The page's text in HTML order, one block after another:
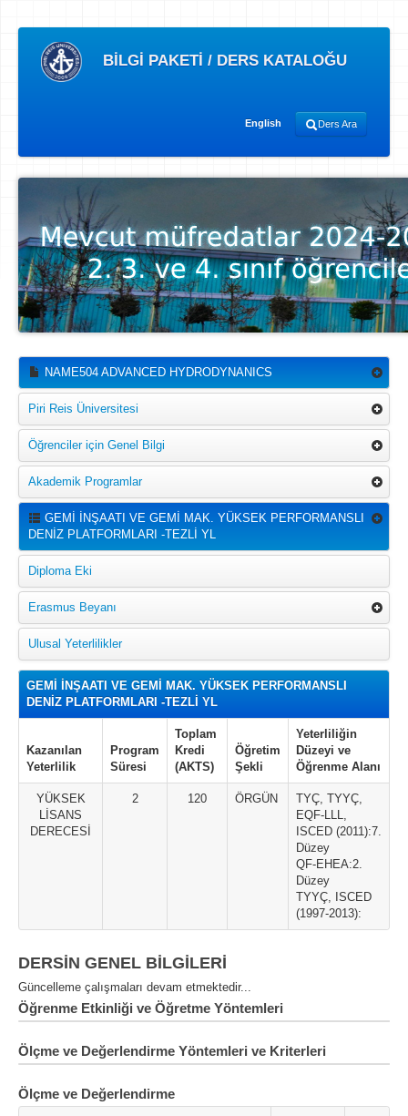
BİLGİ PAKETİ / DERS KATALOĞU
English Ders Ara
NAME504 ADVANCED HYDRODYNANICS
Piri Reis Üniversitesi
Öğrenciler için Genel Bilgi
Akademik Programlar
GEMİ İNŞAATI VE GEMİ MAK. YÜKSEK PERFORMANSLI
DENİZ PLATFORMLARI -TEZLİ YL
Diploma Eki
Erasmus Beyanı
Ulusal Yeterlilikler
GEMİ İNŞAATI VE GEMİ MAK. YÜKSEK PERFORMANSLI
DENİZ PLATFORMLARI -TEZLİ YL
Kazanılan
Yeterlilik
Program
Süresi
Toplam
Kredi
(AKTS)
Öğretim
Şekli
Yeterliliğin
Düzeyi ve
Öğrenme Alanı
YÜKSEK
LİSANS
DERECESİ
2 120 ÖRGÜN
TYÇ, TYYÇ,
EQF-LLL,
ISCED (2011):7.
Düzey
QF-EHEA:2.
Düzey
TYYÇ, ISCED
(1997-2013):
DERSİN GENEL BİLGİLERİ
Güncelleme çalışmaları devam etmektedir...
Öğrenme Etkinliği ve Öğretme Yöntemleri
Ölçme ve Değerlendirme Yöntemleri ve Kriterleri
Ölçme ve Değerlendirme